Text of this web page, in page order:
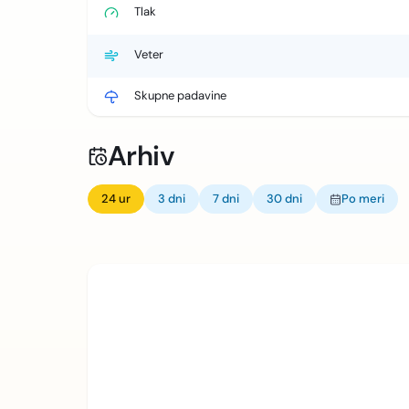
Tlak
Veter
Skupne padavine
Arhiv
24 ur 3 dni 7 dni 30 dni Po meri